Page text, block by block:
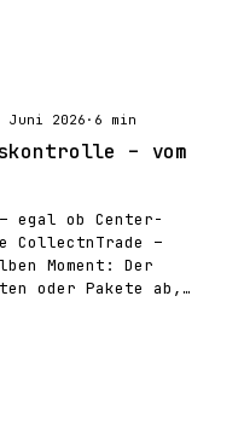
Juni 2026 · 6 min
– vom
egal ob Center-
CollectnTrade –
Moment: Der
oder Pakete ab,…